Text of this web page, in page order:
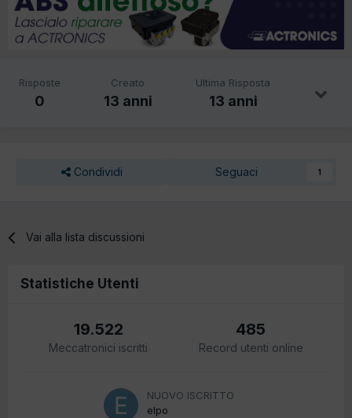
Risposte
0
Creato
13 anni
Ultima Risposta
13 anni
Condividi Seguaci 1
Vai alla lista discussioni
Statistiche Utenti
19.522
Meccatronici iscritti
485
Record utenti online
NUOVO ISCRITTO
elpo